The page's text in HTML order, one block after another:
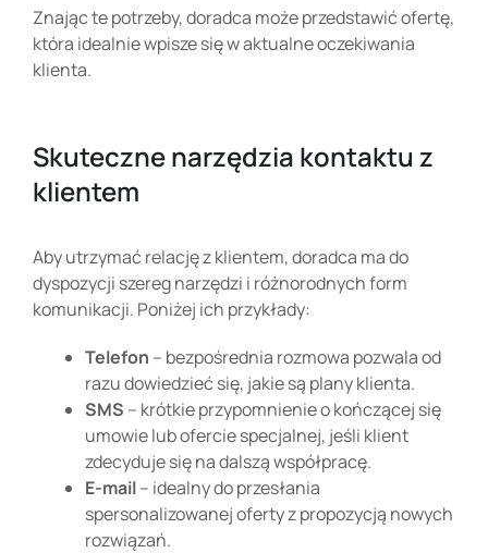
Znając te potrzeby, doradca może przedstawić ofertę,
która idealnie wpisze się w aktualne oczekiwania
klienta.
Skuteczne narzędzia kontaktu z
klientem
Aby utrzymać relację z klientem, doradca ma do
dyspozycji szereg narzędzi i różnorodnych form
komunikacji. Poniżej ich przykłady:
Telefon – bezpośrednia rozmowa pozwala od
razu dowiedzieć się, jakie są plany klienta.
SMS – krótkie przypomnienie o kończącej się
umowie lub ofercie specjalnej, jeśli klient
zdecyduje się na dalszą współpracę.
E-mail– idealny do przesłania
spersonalizowanej oferty z propozycją nowych
rozwiązań.